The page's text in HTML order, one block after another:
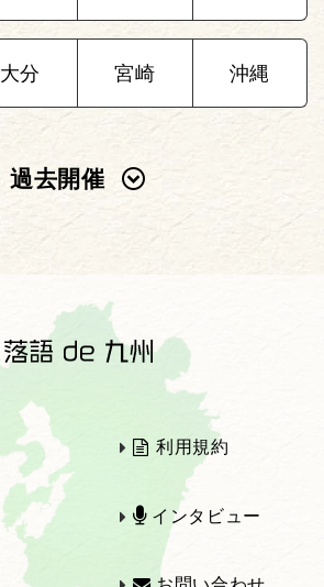
大分 宮崎 沖縄
過去開催
2022年
2020年
2018年
利用規約
インタビュー